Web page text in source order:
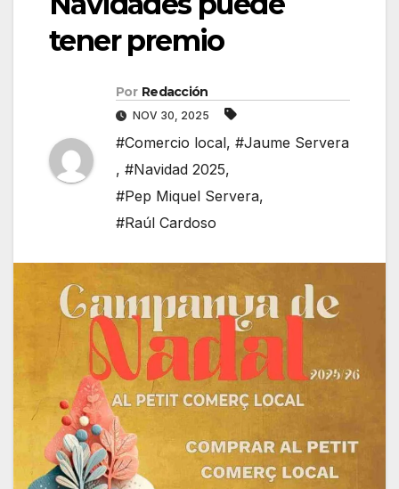
tener premio
Por Redacción
NOV 30, 2025
#Comercio local, #Jaume Servera
, #Navidad 2025,
#Pep Miquel Servera,
#Raúl Cardoso